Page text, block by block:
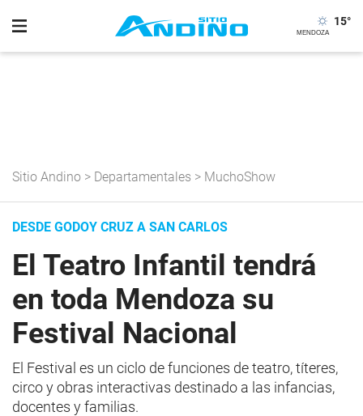
15°
Sitio Andino > Departamentales > MuchoShow
DESDE GODOY CRUZ A SAN CARLOS
El Teatro Infantil tendrá
en toda Mendoza su
Festival Nacional
El Festival es un ciclo de funciones de teatro, títeres,
circo y obras interactivas destinado a las infancias,
docentes y familias.